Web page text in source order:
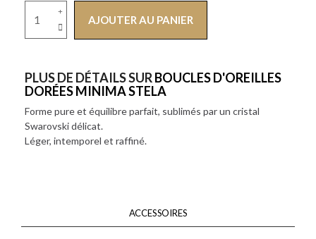
AJOUTER AU PANIER
PLUS DE DÉTAILS SURBOUCLES D'OREILLES
DORÉES MINIMA STELA
Forme pure et équilibre parfait, sublimés par un cristal
Swarovski délicat.
Léger, intemporel et raffiné.
ACCESSOIRES